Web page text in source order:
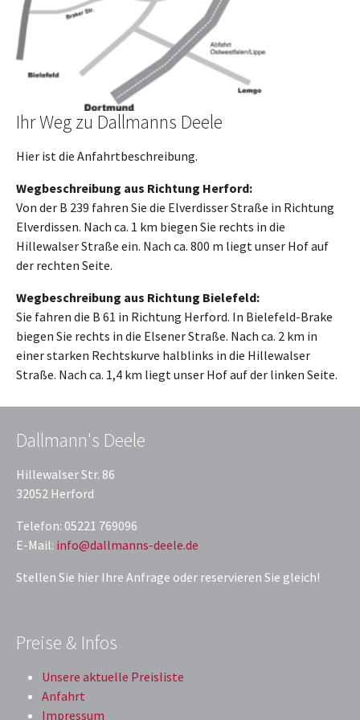
Ihr Weg zu Dallmanns Deele
Hier ist die Anfahrtbeschreibung.
Wegbeschreibung aus Richtung Herford:
Von der B 239 fahren Sie die Elverdisser Straße in Richtung
Elverdissen. Nach ca. 1 km biegen Sie rechts in die
Hillewalser Straße ein. Nach ca. 800 m liegt unser Hof auf
der rechten Seite.
Wegbeschreibung aus Richtung Bielefeld:
Sie fahren die B 61 in Richtung Herford. In Bielefeld-Brake
biegen Sie rechts in die Elsener Straße. Nach ca. 2 km in
einer starken Rechtskurve halblinks in die Hillewalser
Straße. Nach ca. 1,4 km liegt unser Hof auf der linken Seite.
Dallmann's Deele
Hillewalser Str. 86
32052 Herford
Telefon: 05221 769096
E-Mail: info@dallmanns-deele.de
Stellen Sie hier Ihre Anfrage oder reservieren Sie gleich!
Preise & Infos
Unsere aktuelle Preisliste
Anfahrt
Impressum